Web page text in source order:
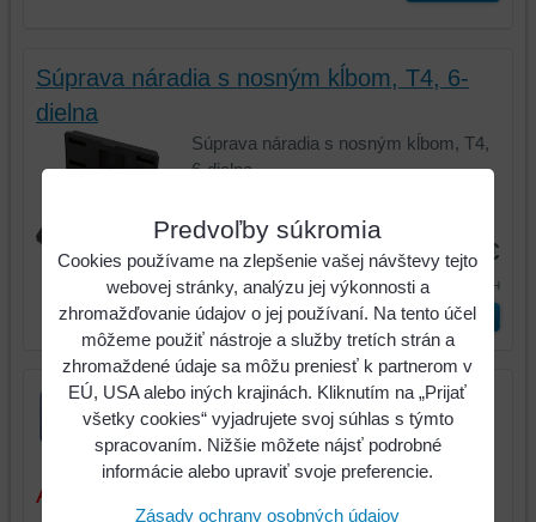
Súprava náradia s nosným kĺbom, T4, 6-
dielna
Súprava náradia s nosným kĺbom, T4,
6-dielna
384,20 €
472,57 € s DPH
ks Vložiť do košíka
Aktuálne ceny sú platné iba pri tovare a
Predvoľby súkromia
Cookies používame na zlepšenie vašej návštevy tejto
webovej stránky, analýzu jej výkonnosti a
zhromažďovanie údajov o jej používaní. Na tento účel
môžeme použiť nástroje a služby tretích strán a
zhromaždené údaje sa môžu preniesť k partnerom v
EÚ, USA alebo iných krajinách. Kliknutím na „Prijať
všetky cookies“ vyjadrujete svoj súhlas s týmto
spracovaním. Nižšie môžete nájsť podrobné
informácie alebo upraviť svoje preferencie.
Zásady ochrany osobných údajov